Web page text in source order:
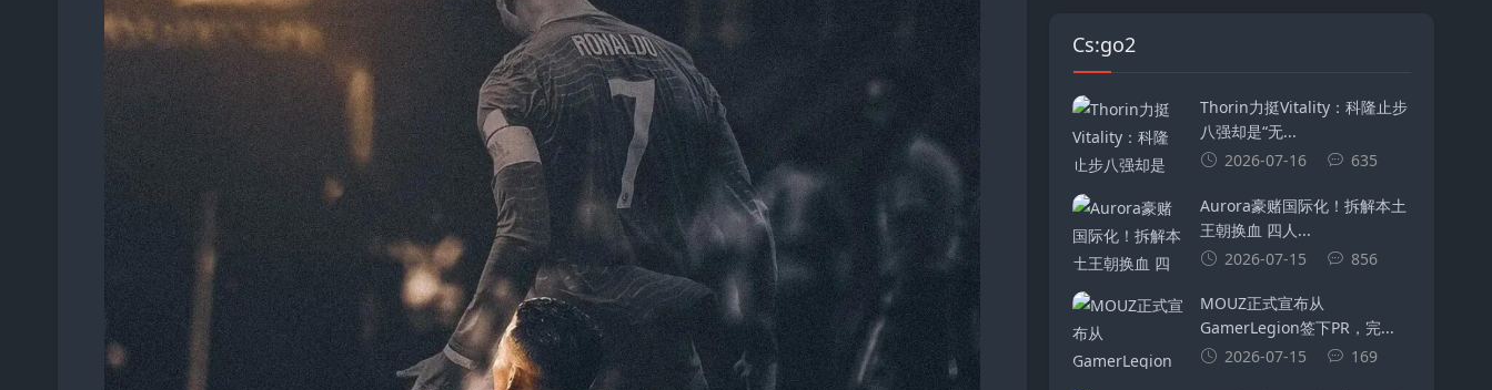
Cs:go2
Thorin力挺Vitality：科隆止步
八强却是“无...
2026-07-16
635
Aurora豪赌国际化！拆解本土
王朝换血 四人...
2026-07-15
856
MOUZ正式宣布从
GamerLegion签下⁠PR⁠，完...
2026-07-15
169